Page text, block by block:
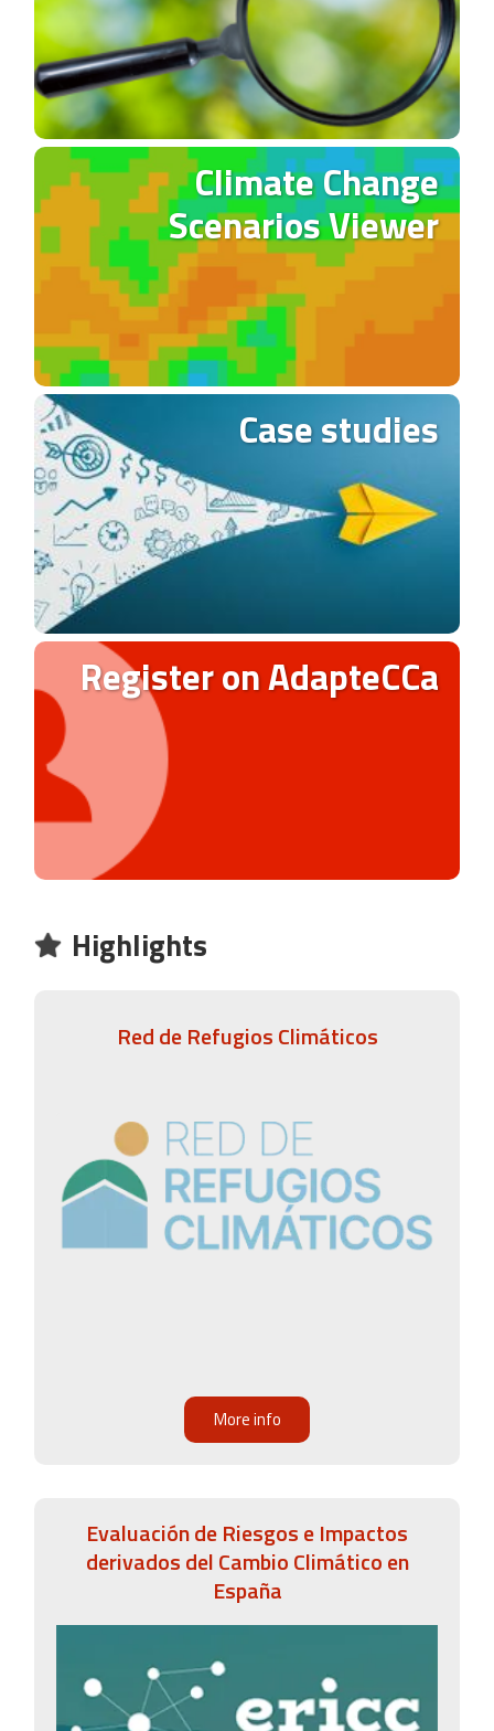
Climate Change
Scenarios Viewer
Case studies
Register on AdapteCCa
Highlights
Red de Refugios Climáticos
More info
Evaluación de Riesgos e Impactos
derivados del Cambio Climático en
España